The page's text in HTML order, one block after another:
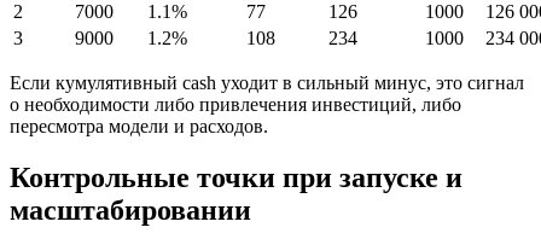
2
7000 1.1% 77 126 1000
126
3
9000 1.2% 108 234 1000 234
Если кумулятивный cash уходит в сильный минус, это сигнал
о необходимости либо привлечения инвестиций, либо
пересмотра модели и расходов.
Контрольные точки при запуске и
масштабировании